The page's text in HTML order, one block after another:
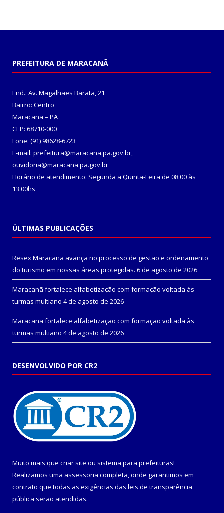
PREFEITURA DE MARACANÃ
End.: Av. Magalhães Barata, 21
Bairro: Centro
Maracanã – PA
CEP: 68710-000
Fone: (91) 98628-6723
E-mail: prefeitura@maracana.pa.gov.br,
ouvidoria@maracana.pa.gov.br
Horário de atendimento: Segunda a Quinta-Feira de 08:00 às
13:00hs
ÚLTIMAS PUBLICAÇÕES
Resex Maracanã avança no processo de gestão e ordenamento
do turismo em nossas áreas protegidas. 6 de agosto de 2026
Maracanã fortalece alfabetização com formação voltada às
turmas multiano 4 de agosto de 2026
Maracanã fortalece alfabetização com formação voltada às
turmas multiano 4 de agosto de 2026
DESENVOLVIDO POR CR2
Muito mais que criar site ou sistema para prefeituras!
Realizamos uma assessoria completa, onde garantimos em
contrato que todas as exigências das leis de transparência
pública serão atendidas.